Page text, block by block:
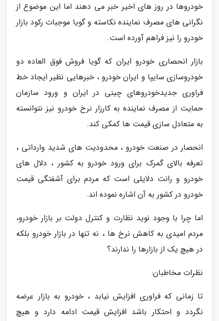
خودروها در روز های اخیر خبر می دهند اما این موضوع از
نگرانی های مصرف نماینده نکاسته و گویا موجبات رکود بازار
خودرو را نیز فراهم آورده است.
بازار انحصاری خودرو ایران که گویا فروش فوق العاده دو
خودروسازی سایپا و ایران خودرو ، خبرهایی نظیر ایجاد خط
فراوری جدیدخودروهای چینی در ایران و ورود سازمان
حمایت از مصرف نماینده به کارزار نرخ خودرو نیز نتوانسته
به متعادل سازی قیمت ها کمکی کند.
انحصار در صنعت خودرو ، محدودیت های شدید وارداتی ،
تعرفه بالای گمرک برای ورود خودرو به کشور ، دلال های
خودرو و رانت دلایلی است که مردم برای آشفتگی قیمت
خودرو در کشور به آن اشاره نموده اند.
اما چرا با وجود نوید نظارت و کنترل دولت بر بازار خودرو،
مردم امیدی به کاهش نرخ ها ، نه تنها در بازار خودرو بلکه
در هیچ یک از بازارها را ندارند؟
نظرات مخاطبان:
تا زمانی که فراوری افزایش نیابد ، خودرو به بازار عرضه
نگردد و احتکار باشد افزایش قیمت ادامه دارد و هیچ